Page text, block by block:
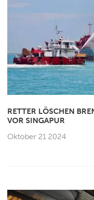
RETTER LÖSCHEN
VOR SINGAPUR
Oktober 21 2024